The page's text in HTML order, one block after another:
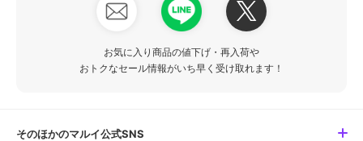
お気に入り商品の値下げ・再入荷や
おトクなセール情報がいち早く受け取れます！
そのほかのマルイ公式SNS